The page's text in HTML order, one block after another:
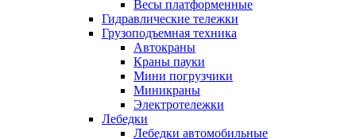
Весы платформенные
Гидравлические тележки
Грузоподъемная техника
Автокраны
Краны пауки
Мини погрузчики
Миникраны
Электротележки
Лебедки
Лебедки автомобильные